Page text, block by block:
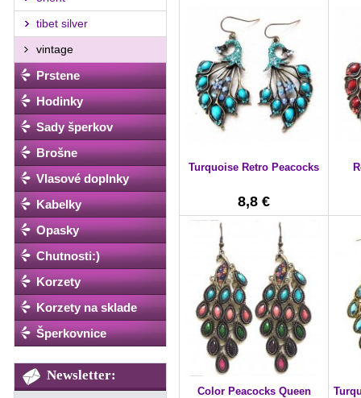
tibet silver
vintage
Prstene
Hodinky
Sady šperkov
Brošne
Vlasové doplnky
Kabelky
Opasky
Chutnosti:)
Korzety
Korzety na sklade
Šperkovnice
Newsletter:
Turquoise Retro Peacocks
8,8 €
Color Peacocks Queen